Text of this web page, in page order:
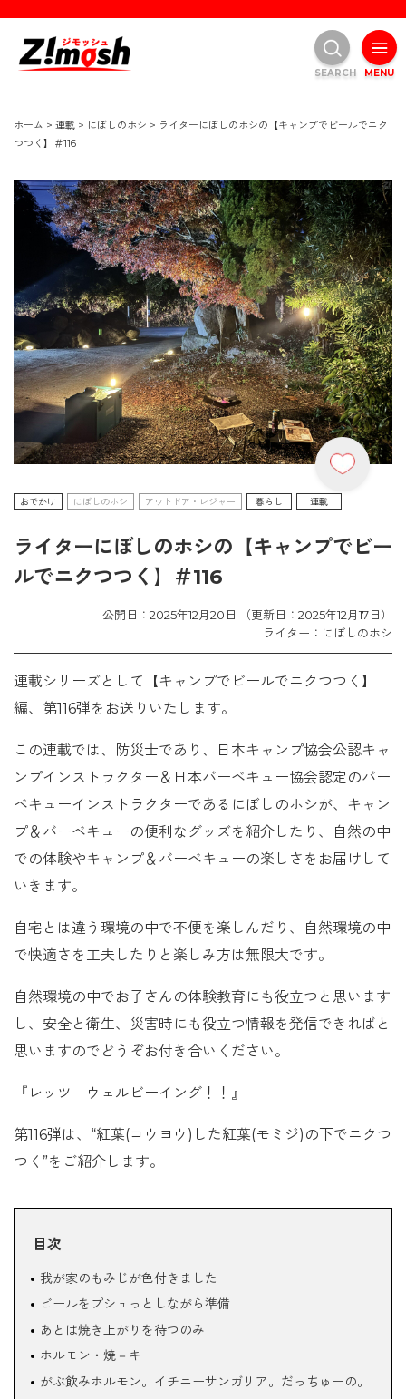
ホーム > 連載 > にぼしのホシ > ライターにぼしのホシの【キャンプでビールでニク
つつく】＃116
おでかけ にぼしのホシ アウトドア・レジャー 暮らし 連載
ライターにぼしのホシの【キャンプでビー
ルでニクつつく】＃116
公開日：2025年12月20日 （更新日：2025年12月17日）
ライター：にぼしのホシ
連載シリーズとして【キャンプでビールでニクつつく】
編、第116弾をお送りいたします。
この連載では、防災士であり、日本キャンプ協会公認キャ
ンプインストラクター＆日本バーベキュー協会認定のバー
ベキューインストラクターであるにぼしのホシが、キャン
プ＆バーベキューの便利なグッズを紹介したり、自然の中
での体験やキャンプ＆バーベキューの楽しさをお届けして
いきます。
自宅とは違う環境の中で不便を楽しんだり、自然環境の中
で快適さを工夫したりと楽しみ方は無限大です。
自然環境の中でお子さんの体験教育にも役立つと思います
し、安全と衛生、災害時にも役立つ情報を発信できればと
思いますのでどうぞお付き合いください。
『レッツ ウェルビーイング！！』
第116弾は、“紅葉(コウヨウ)した紅葉(モミジ)の下でニクつ
つく”をご紹介します。
目次
我が家のもみじが色付きました
ビールをプシュっとしながら準備
あとは焼き上がりを待つのみ
ホルモン・焼－キ
がぶ飲みホルモン。イチニーサンガリア。だっちゅーの。
MENU
SEARCH